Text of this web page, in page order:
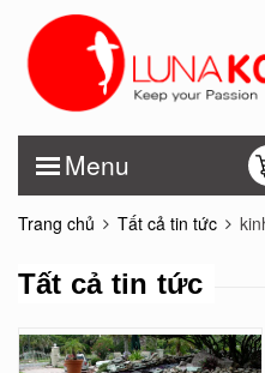
Menu
Trang chủ Tất cả tin tức
Tất cả tin tức